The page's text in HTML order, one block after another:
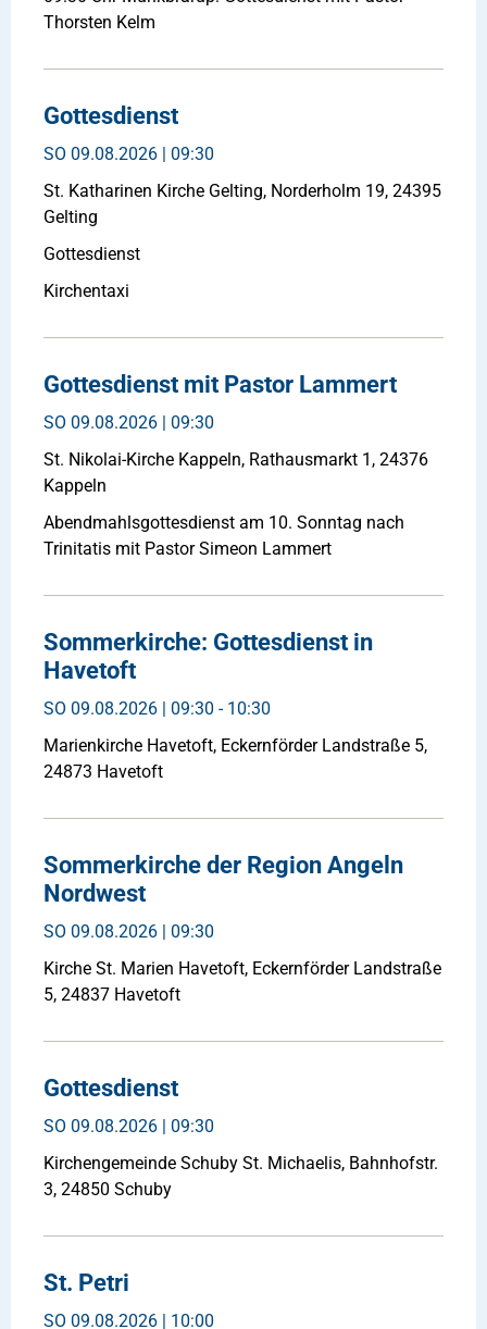
Thorsten Kelm
Gottesdienst
SO 09.08.2026 | 09:30
St. Katharinen Kirche Gelting, Norderholm 19, 24395
Gelting
Gottesdienst
Kirchentaxi
Gottesdienst mit Pastor Lammert
SO 09.08.2026 | 09:30
St. Nikolai-Kirche Kappeln, Rathausmarkt 1, 24376
Kappeln
Abendmahlsgottesdienst am 10. Sonntag nach
Trinitatis mit Pastor Simeon Lammert
Sommerkirche: Gottesdienst in
Havetoft
SO 09.08.2026 | 09:30 - 10:30
Marienkirche Havetoft, Eckernförder Landstraße 5,
24873 Havetoft
Sommerkirche der Region Angeln
Nordwest
SO 09.08.2026 | 09:30
Kirche St. Marien Havetoft, Eckernförder Landstraße
5, 24837 Havetoft
Gottesdienst
SO 09.08.2026 | 09:30
Kirchengemeinde Schuby St. Michaelis, Bahnhofstr.
3, 24850 Schuby
St. Petri
SO 09.08.2026 | 10:00